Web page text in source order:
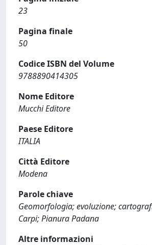
23
Pagina finale
50
Codice ISBN del Volume
9788890414305
Nome Editore
Mucchi Editore
Paese Editore
ITALIA
Città Editore
Modena
Parole chiave
Geomorfologia; evoluzione;
Carpi; Pianura Padana
Altre informazioni